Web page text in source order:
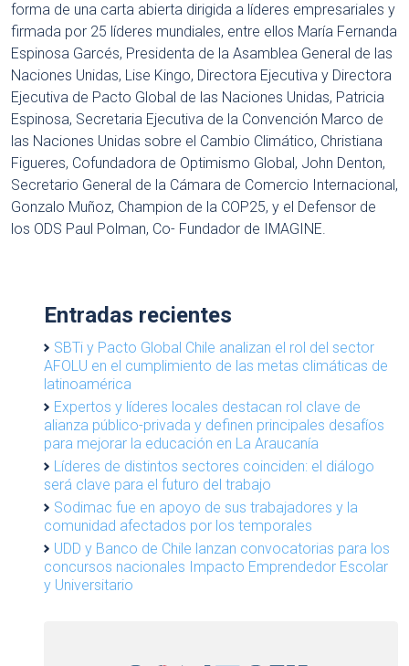
forma de una carta abierta dirigida a líderes empresariales y
firmada por 25 líderes mundiales, entre ellos María Fernanda
Espinosa Garcés, Presidenta de la Asamblea General de las
Naciones Unidas, Lise Kingo, Directora Ejecutiva y Directora
Ejecutiva de Pacto Global de las Naciones Unidas, Patricia
Espinosa, Secretaria Ejecutiva de la Convención Marco de
las Naciones Unidas sobre el Cambio Climático, Christiana
Figueres, Cofundadora de Optimismo Global, John Denton,
Secretario General de la Cámara de Comercio Internacional,
Gonzalo Muñoz, Champion de la COP25, y el Defensor de
los ODS Paul Polman, Co- Fundador de IMAGINE.
Entradas recientes
SBTi y Pacto Global Chile analizan el rol del sector
AFOLU en el cumplimiento de las metas climáticas de
latinoamérica
Expertos y líderes locales destacan rol clave de
alianza público-privada y definen principales desafíos
para mejorar la educación en La Araucanía
Líderes de distintos sectores coinciden: el diálogo
será clave para el futuro del trabajo
Sodimac fue en apoyo de sus trabajadores y la
comunidad afectados por los temporales
UDD y Banco de Chile lanzan convocatorias para los
concursos nacionales Impacto Emprendedor Escolar
y Universitario